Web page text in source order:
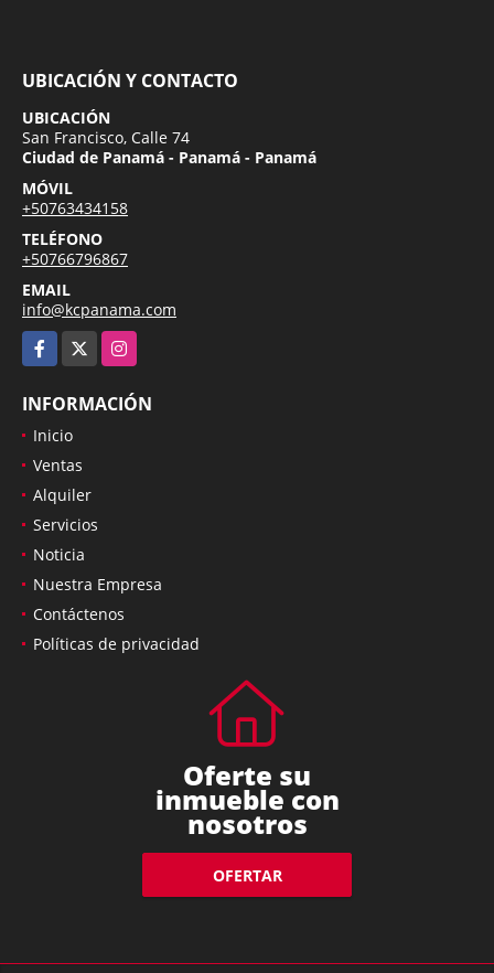
UBICACIÓN Y CONTACTO
UBICACIÓN
San Francisco, Calle 74
Ciudad de Panamá - Panamá - Panamá
MÓVIL
+50763434158
TELÉFONO
+50766796867
EMAIL
info@kcpanama.com
Facebook
Instagram
INFORMACIÓN
Inicio
Ventas
Alquiler
Servicios
Noticia
Nuestra Empresa
Contáctenos
Políticas de privacidad
Oferte su
inmueble con
nosotros
OFERTAR